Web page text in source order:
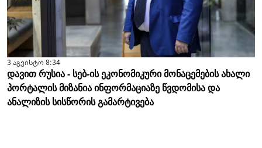
3 აგვისტო 8:34
დავით რუსია - სებ-ის ეკონომიკური მონაცემების ახალი
პორტალის მიზანია ინფორმაციაზე წვდომისა და
ანალიზის სისწორის გამარტივება